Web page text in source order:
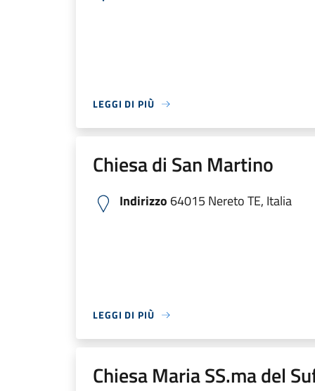
LEGGI DI PIÙ
Chiesa di San Martino
Indirizzo 64015 Nereto TE, Italia
LEGGI DI PIÙ
Chiesa Maria SS.ma del